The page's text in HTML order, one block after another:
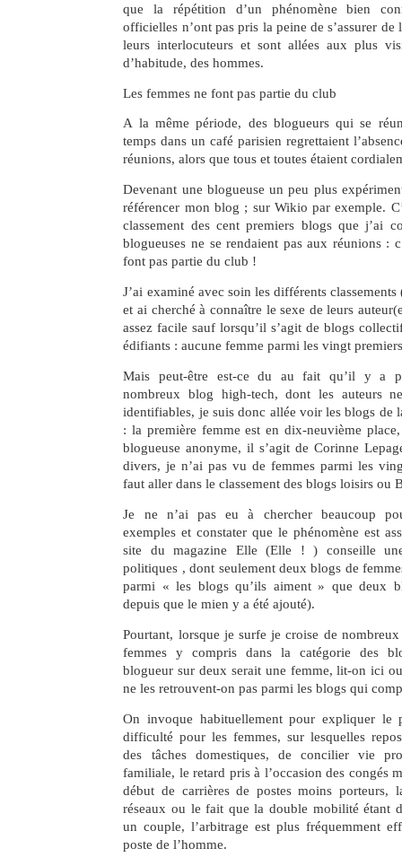
que la répétition d’un phénomène bien
officielles n’ont pas pris la peine de s’assurer de
leurs interlocuteurs et sont allées aux plus
d’habitude, des hommes.
Les femmes ne font pas partie du club
A la même période, des blogueurs qui se
temps dans un café parisien regrettaient
réunions, alors que tous et toutes étaient
Devenant une blogueuse un peu plus
référencer mon blog ; sur Wikio par exemple.
classement des cent premiers blogs que j’ai
blogueuses ne se rendaient pas aux réunions :
font pas partie du club !
J’ai examiné avec soin les différents
et ai cherché à connaître le sexe de leurs
assez facile sauf lorsqu’il s’agit de blogs
édifiants : aucune femme parmi les vingt
Mais peut-être est-ce du au fait qu’il y a
nombreux blog high-tech, dont les auteurs
identifiables, je suis donc allée voir les blogs de
: la première femme est en dix-neuvième
blogueuse anonyme, il s’agit de Corinne
divers, je n’ai pas vu de femmes parmi les
faut aller dans le classement des blogs loisirs ou
Je ne n’ai pas eu à chercher beaucoup
exemples et constater que le phénomène est
site du magazine Elle (Elle ! ) conseille
politiques , dont seulement deux blogs de
parmi « les blogs qu’ils aiment » que deux
depuis que le mien y a été ajouté).
Pourtant, lorsque je surfe je croise de
femmes y compris dans la catégorie des
blogueur sur deux serait une femme, lit-on ici
ne les retrouvent-on pas parmi les blogs qui
On invoque habituellement pour expliquer le
difficulté pour les femmes, sur lesquelles
des tâches domestiques, de concilier vie
familiale, le retard pris à l’occasion des congés
début de carrières de postes moins porteurs,
réseaux ou le fait que la double mobilité étant
un couple, l’arbitrage est plus fréquemment
poste de l’homme.